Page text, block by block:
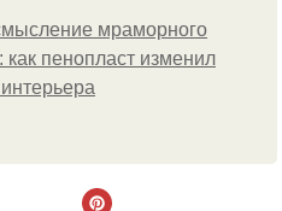
мраморного
как пенопласт изменил